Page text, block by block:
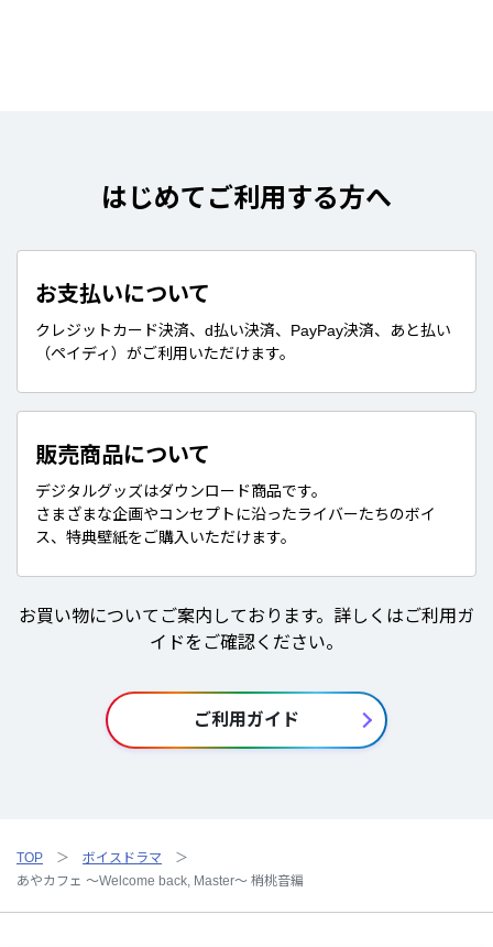
はじめてご利用する方へ
お支払いについて
クレジットカード決済、d払い決済、PayPay決済、あと払い
（ペイディ）がご利用いただけます。
販売商品について
デジタルグッズはダウンロード商品です。
さまざまな企画やコンセプトに沿ったライバーたちのボイ
ス、特典壁紙をご購入いただけます。
お買い物についてご案内しております。詳しくはご利用ガ
イドをご確認ください。
ご利用ガイド
TOP
ボイスドラマ
あやカフェ ～Welcome back, Master～ 梢桃音編